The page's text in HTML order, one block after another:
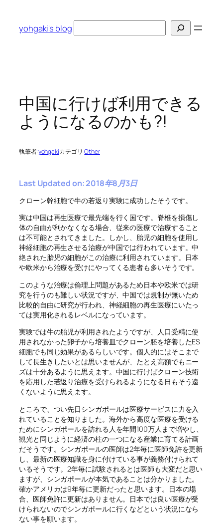
yohgaki's blog
索
中国に行けば利用できる
ようになるのかも?!
執筆者:yohgakiカテゴリ:Other
Last Updated on: 2018年8月3日
クローン幹細胞で牛の若返り実験に成功したそうです。
実は中国は再生医療で最先端を行く国です。脊椎を損傷し
体の自由が利かなくなる場合、従来の医療で治療すること
は不可能とされてきました。しかし、胎児の細胞を使用し
神経細胞の再生させる治療が中国では行われています。中
絶された胎児の細胞がこの治療に利用されています。日本
や欧米から治療を受けにやってくる患者も多いそうです。
このような治療は倫理上問題があるため日本や欧米では研
究を行うのも難しい状況ですが、中国では規制が無いため
比較的自由に研究が行われ、神経細胞の再生医療にいたっ
ては実用化されるレベルになっています。
実験では牛の胎児が利用されたようですが、人口受精に使
用されなかった卵子から培養皿でクローン胚を培養したES
細胞でも同じ効果があるらしいです。個人的にはそこまで
して長生きしたいとは思いませんが、たとえ高額でもニー
ズは十分あるように思えます。中国に行けばクローン技術
を応用した若返り治療を受けられるようになる日もそう遠
くないように思えます。
ところで、つい先日シンガポールは医療サービスに力を入
れていることを知りました。海外から高度な医療を受ける
ためにシンガポールを訪れる人を年間100万人まで増やし、
観光と同じように経済の柱の一つになる産業に育てる計画
だそうです。シンガポールの医師は2年毎に医師免許を更新
し、最新の医療知識を身に付けている事が義務付けられて
いるそうです。2年毎に試験されるとは医師も大変だと思い
ますが、シンガポールが本気であることは分かりました。
確かアメリカは9年毎に更新だったと思います。日本の場
合、医師免許に更新はありません。日本では良い医療が受
けられないのでシンガポールに行くなどという状況になら
ない事を願います。